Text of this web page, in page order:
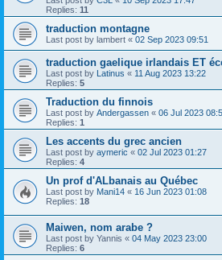
Replies: 11
traduction montagne
Last post by lambert « 02 Sep 2023 09:51
traduction gaelique irlandais ET
Last post by Latinus « 11 Aug 2023 13:22
Replies: 5
Traduction du finnois
Last post by Andergassen « 06 Jul 2023
Replies: 1
Les accents du grec ancien
Last post by aymeric « 02 Jul 2023 01:27
Replies: 4
Un prof d'ALbanais au Québec
Last post by Mani14 « 16 Jun 2023 01:08
Replies: 18
Maiwen, nom arabe ?
Last post by Yannis « 04 May 2023 23:00
Replies: 6